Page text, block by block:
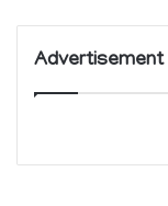
Advertisement